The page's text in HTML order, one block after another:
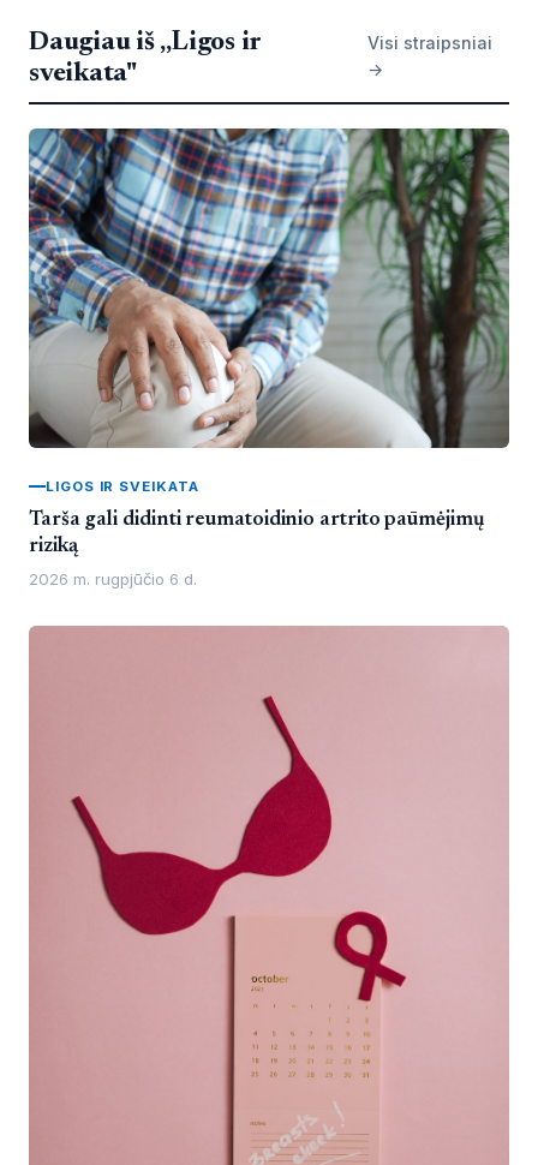
Daugiau iš „Ligos ir
sveikata"
Visi straipsniai
→
LIGOS IR SVEIKATA
Tarša gali didinti reumatoidinio artrito paūmėjimų
riziką
2026 m. rugpjūčio 6 d.